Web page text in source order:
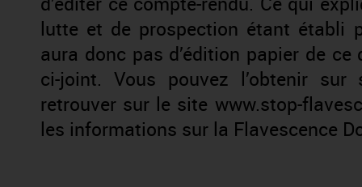
lutte et de prospection étant établi
aura donc pas d’édition papier de
ci-joint. Vous pouvez l’obtenir
retrouver sur le site www.stop-
les informations sur la Flavescence